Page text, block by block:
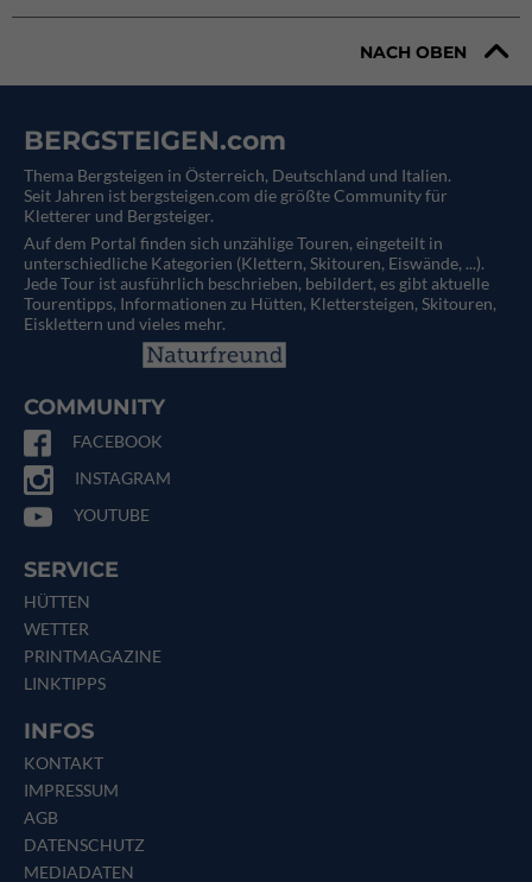
NACH OBEN
BERGSTEIGEN.com
Thema Bergsteigen in Österreich, Deutschland und Italien.
Seit Jahren ist bergsteigen.com die größte Community für
Kletterer und Bergsteiger.
Auf dem Portal finden sich unzählige Touren, eingeteilt in
unterschiedliche Kategorien (Klettern, Skitouren, Eiswände, ...).
Jede Tour ist ausführlich beschrieben, bebildert, es gibt aktuelle
Tourentipps, Informationen zu Hütten, Klettersteigen, Skitouren,
Eisklettern und vieles mehr.
COMMUNITY
FACEBOOK
INSTAGRAM
YOUTUBE
SERVICE
HÜTTEN
WETTER
PRINTMAGAZINE
LINKTIPPS
INFOS
KONTAKT
IMPRESSUM
AGB
DATENSCHUTZ
MEDIADATEN